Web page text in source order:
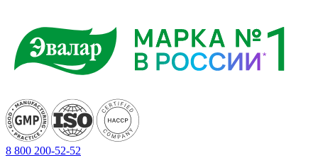
8 800 200-52-52